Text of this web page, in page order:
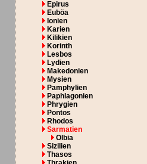
Epirus
Euböa
Ionien
Karien
Kilikien
Korinth
Lesbos
Lydien
Makedonien
Mysien
Pamphylien
Paphlagonien
Phrygien
Pontos
Rhodos
Sarmatien
Olbia
Sizilien
Thasos